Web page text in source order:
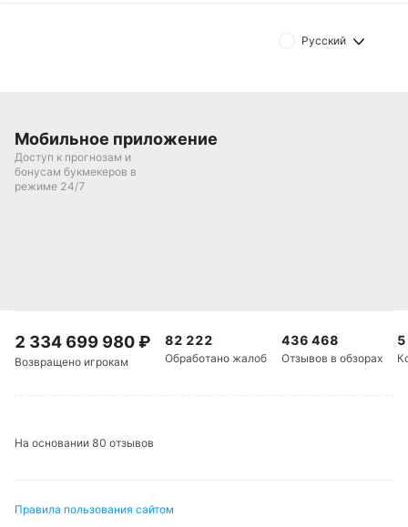
Подписаться
Русский
Мобильное приложение
Доступ к прогнозам и
бонусам букмекеров в
режиме 24/7
2 334 699 980₽
Возвращено игрокам
82 222
Обработано жалоб
436 468
Отзывов в обзорах
На основании 80 отзывов
Правила пользования сайтом